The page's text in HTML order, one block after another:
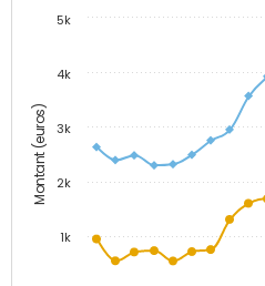
Montant (euros)
1k
2k
3k
4k
5k